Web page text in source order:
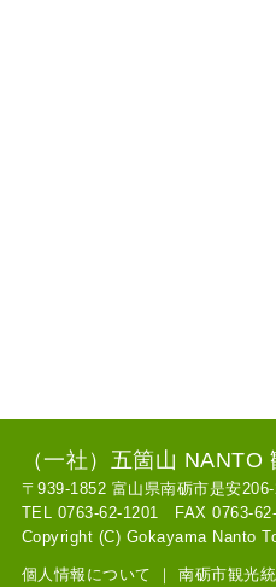
（一社）五箇山 NANTO
〒939-1852 富山県南砺市是安206-
TEL 0763-62-1201 FAX 0763-
Copyright (C) Gokayama Nanto
個人情報について ｜南砺市観光